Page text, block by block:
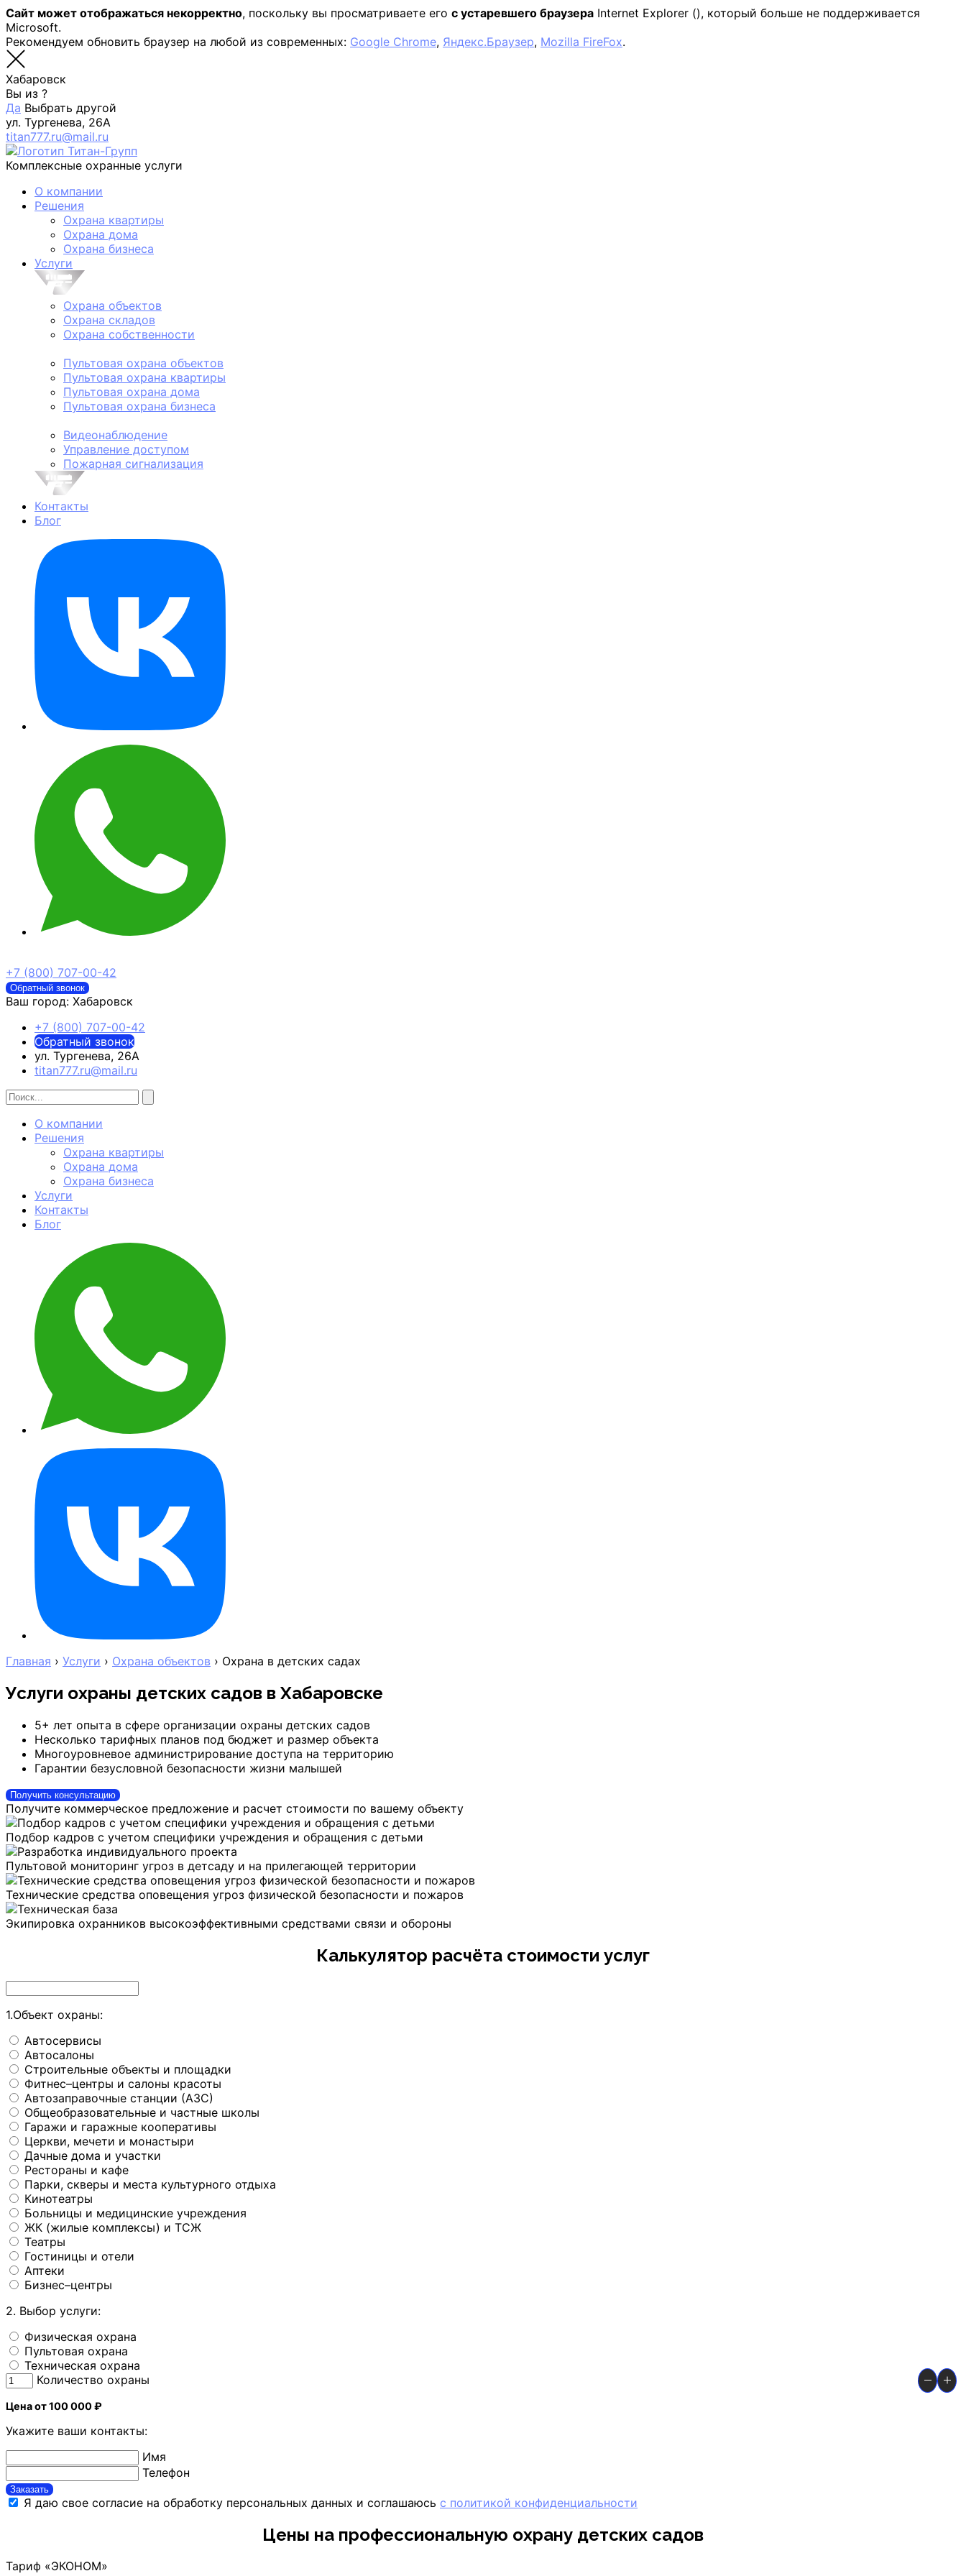
Сайт может отображаться некорректно, поскольку вы просматриваете его с устаревшего браузера Internet Explorer (), который больше не поддерживается
Microsoft.
Рекомендуем обновить браузер на любой из современных: Google Chrome, Яндекс.Браузер, Mozilla FireFox.
Хабаровск
Вы из ?
Да Выбрать другой
ул. Тургенева, 26А
titan777.ru@mail.ru
Комплексные охранные услуги
О компании
Решения
Охрана квартиры
Охрана дома
Охрана бизнеса
Услуги
Охрана объектов
Охрана складов
Охрана собственности
Пультовая охрана объектов
Пультовая охрана квартиры
Пультовая охрана дома
Пультовая охрана бизнеса
Видеонаблюдение
Управление доступом
Пожарная сигнализация
Контакты
Блог
+7 (800) 707-00-42
Обратный звонок
Ваш город: Хабаровск
+7 (800) 707-00-42
Обратный звонок
ул. Тургенева, 26А
titan777.ru@mail.ru
О компании
Решения
Охрана квартиры
Охрана дома
Охрана бизнеса
Услуги
Контакты
Блог
Главная › Услуги › Охрана объектов › Охрана в детских садах
Услуги охраны детских садов в Хабаровске
5+ лет опыта в сфере организации охраны детских садов
Несколько тарифных планов под бюджет и размер объекта
Многоуровневое администрирование доступа на территорию
Гарантии безусловной безопасности жизни малышей
Получить консультацию
Получите коммерческое предложение и расчет стоимости по вашему объекту
Подбор кадров с учетом специфики учреждения и обращения с детьми
Пультовой мониторинг угроз в детсаду и на прилегающей территории
Технические средства оповещения угроз физической безопасности и пожаров
Экипировка охранников высокоэффективными средствами связи и обороны
Калькулятор расчёта стоимости услуг
1.Объект охраны:
Автосервисы
Автосалоны
Строительные объекты и площадки
Фитнес–центры и салоны красоты
Автозаправочные станции (АЗС)
Общеобразовательные и частные школы
Гаражи и гаражные кооперативы
Церкви, мечети и монастыри
Дачные дома и участки
Рестораны и кафе
Парки, скверы и места культурного отдыха
Кинотеатры
Больницы и медицинские учреждения
ЖК (жилые комплексы) и ТСЖ
Театры
Гостиницы и отели
Аптеки
Бизнес–центры
2. Выбор услуги:
Физическая охрана
Пультовая охрана
Техническая охрана
Количество охраны
Цена от 100 000 ₽
Укажите ваши контакты:
Имя
Телефон
Заказать
Я даю свое согласие на обработку персональных данных и соглашаюсь с политикой конфиденциальности
Цены на профессиональную охрану детских садов
Тариф «ЭКОНОМ»